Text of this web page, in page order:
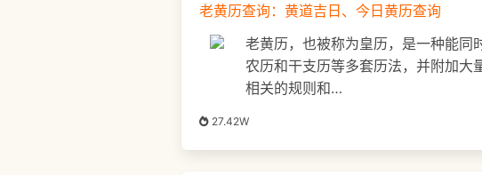
老黄历查询：黄道吉日、今日黄历查询
老黄历，也被称为皇历，是一种能同
农历和干支历等多套历法，并附加大
相关的规则和…
27.42W